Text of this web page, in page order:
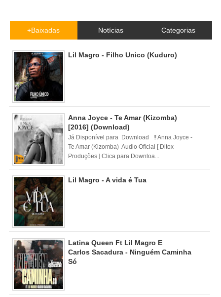
+Baixadas Notícias Categorias
Lil Magro - Filho Unico (Kuduro)
Anna Joyce - Te Amar (Kizomba)
[2016] (Download)
Já Disponível para Download !! Anna Joyce -
Te Amar (Kizomba) Audio Oficial [ Ditox
Produções ] Clica para Downloa...
Lil Magro - A vida é Tua
Latina Queen Ft Lil Magro E
Carlos Sacadura - Ninguém Caminha
Só